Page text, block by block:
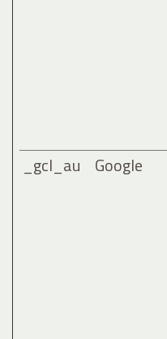
_gcl_au Google